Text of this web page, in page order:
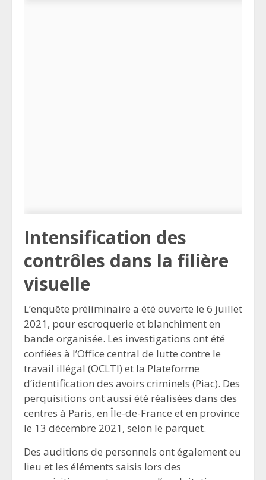
Intensification des
contrôles dans la filière
visuelle
L’enquête préliminaire a été ouverte le 6 juillet
2021, pour escroquerie et blanchiment en
bande organisée. Les investigations ont été
confiées à l’Office central de lutte contre le
travail illégal (OCLTI) et la Plateforme
d’identification des avoirs criminels (Piac). Des
perquisitions ont aussi été réalisées dans des
centres à Paris, en Île-de-France et en province
le 13 décembre 2021, selon le parquet.
Des auditions de personnels ont également eu
lieu et les éléments saisis lors des